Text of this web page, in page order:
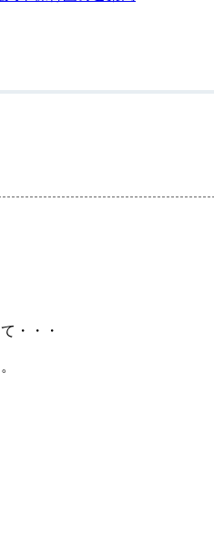
・・・